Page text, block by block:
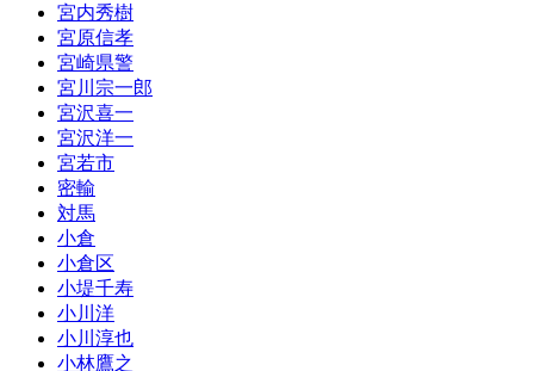
宮内秀樹
宮原信孝
宮崎県警
宮川宗一郎
宮沢喜一
宮沢洋一
宮若市
密輸
対馬
小倉
小倉区
小堤千寿
小川洋
小川淳也
小林鷹之